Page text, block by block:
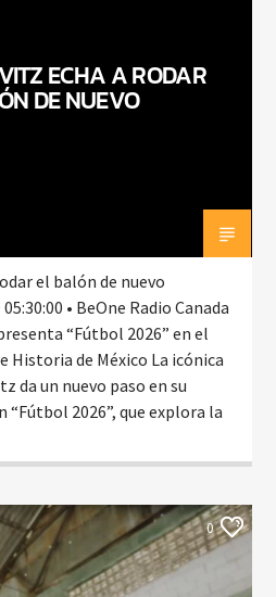
ECHA A RODAR
DE NUEVO
el balón de nuevo
• BeOne Radio Canada
“Fútbol 2026” en el
Historia de México La icónica
da un nuevo paso en su
“Fútbol 2026”, que explora la
0